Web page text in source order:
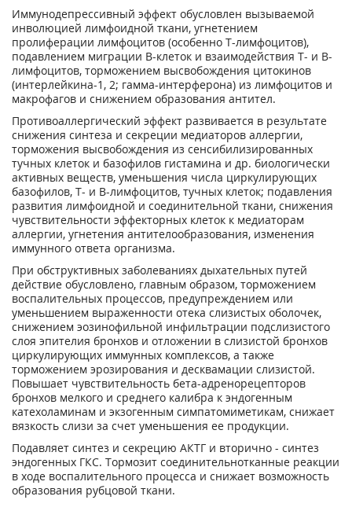
Иммунодепрессивный эффект обусловлен вызываемой
инволюцией лимфоидной ткани, угнетением
пролиферации лимфоцитов (особенно Т-лимфоцитов),
подавлением миграции В-клеток и взаимодействия Т- и В-
лимфоцитов, торможением высвобождения цитокинов
(интерлейкина-1, 2; гамма-интерферона) из лимфоцитов и
макрофагов и снижением образования антител.
Противоаллергический эффект развивается в результате
снижения синтеза и секреции медиаторов аллергии,
торможения высвобождения из сенсибилизированных
тучных клеток и базофилов гистамина и др. биологически
активных веществ, уменьшения числа циркулирующих
базофилов, Т- и В-лимфоцитов, тучных клеток; подавления
развития лимфоидной и соединительной ткани, снижения
чувствительности эффекторных клеток к медиаторам
аллергии, угнетения антителообразования, изменения
иммунного ответа организма.
При обструктивных заболеваниях дыхательных путей
действие обусловлено, главным образом, торможением
воспалительных процессов, предупреждением или
уменьшением выраженности отека слизистых оболочек,
снижением эозинофильной инфильтрации подслизистого
слоя эпителия бронхов и отложении в слизистой бронхов
циркулирующих иммунных комплексов, а также
торможением эрозирования и десквамации слизистой.
Повышает чувствительность бета-адренорецепторов
бронхов мелкого и среднего калибра к эндогенным
катехоламинам и экзогенным симпатомиметикам, снижает
вязкость слизи за счет уменьшения ее продукции.
Подавляет синтез и секрецию АКТГ и вторично - синтез
эндогенных ГКС. Тормозит соединительнотканные реакции
в ходе воспалительного процесса и снижает возможность
образования рубцовой ткани.